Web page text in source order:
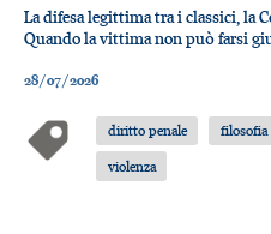
La difesa legittima tra i classici, la
Quando la vittima non può farsi
28/07/2026
diritto penale
violenza